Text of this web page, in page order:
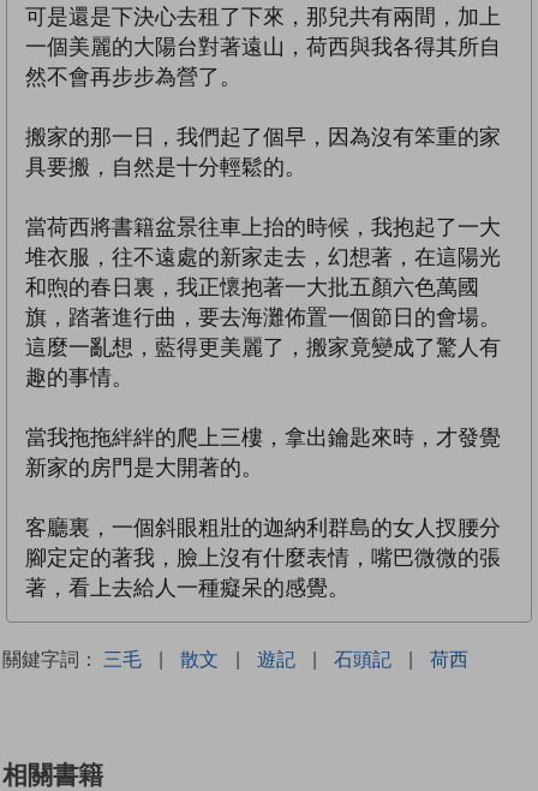
可是還是下決心去租了下來，那兒共有兩間，加上
一個美麗的大陽台對著遠山，荷西與我各得其所自
然不會再步步為營了。
搬家的那一日，我們起了個早，因為沒有笨重的家
具要搬，自然是十分輕鬆的。
當荷西將書籍盆景往車上抬的時候，我抱起了一大
堆衣服，往不遠處的新家走去，幻想著，在這陽光
和煦的春日裏，我正懷抱著一大批五顏六色萬國
旗，踏著進行曲，要去海灘佈置一個節日的會場。
這麼一亂想，藍得更美麗了，搬家竟變成了驚人有
趣的事情。
當我拖拖絆絆的爬上三樓，拿出鑰匙來時，才發覺
新家的房門是大開著的。
客廳裏，一個斜眼粗壯的迦納利群島的女人扠腰分
腳定定的著我，臉上沒有什麼表情，嘴巴微微的張
著，看上去給人一種癡呆的感覺。
關鍵字詞： 三毛 | 散文 | 遊記 | 石頭記 | 荷西
相關書籍